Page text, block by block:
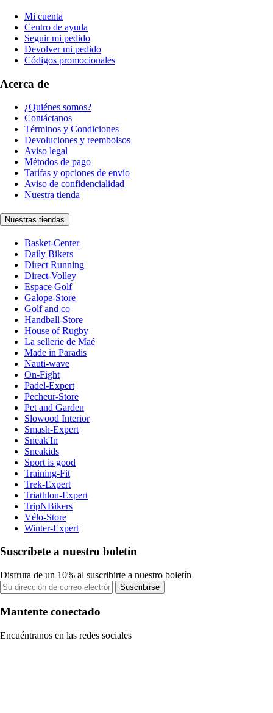
Mi cuenta
Centro de ayuda
Seguir mi pedido
Devolver mi pedido
Códigos promocionales
Acerca de
¿Quiénes somos?
Contáctanos
Términos y Condiciones
Devoluciones y reembolsos
Aviso legal
Métodos de pago
Tarifas y opciones de envío
Aviso de confidencialidad
Nuestra tienda
Nuestras tiendas
Basket-Center
Daily Bikers
Direct Running
Direct-Volley
Espace Golf
Galope-Store
Golf and co
Handball-Store
House of Rugby
La sellerie de Maé
Made in Paradis
Nauti-wave
On-Fight
Padel-Expert
Pecheur-Store
Pet and Garden
Slowood Interior
Smash-Expert
Sneak'In
Sneakids
Sport is good
Training-Fit
Trek-Expert
Triathlon-Expert
TripNBikers
Vélo-Store
Winter-Expert
Suscríbete a nuestro boletín
Disfruta de un 10% al suscribirte a nuestro boletín
Suscribirse
Mantente conectado
Encuéntranos en las redes sociales